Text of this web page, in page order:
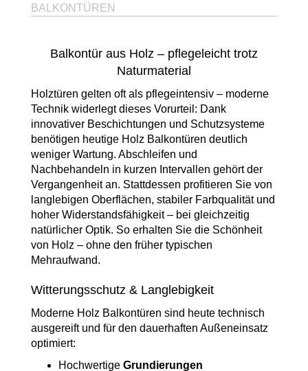
BALKONTÜREN
Balkontür aus Holz – pflegeleicht trotz
Naturmaterial
Holztüren gelten oft als pflegeintensiv – moderne
Technik widerlegt dieses Vorurteil: Dank
innovativer Beschichtungen und Schutzsysteme
benötigen heutige Holz Balkontüren deutlich
weniger Wartung. Abschleifen und
Nachbehandeln in kurzen Intervallen gehört der
Vergangenheit an. Stattdessen profitieren Sie von
langlebigen Oberflächen, stabiler Farbqualität und
hoher Widerstandsfähigkeit – bei gleichzeitig
natürlicher Optik. So erhalten Sie die Schönheit
von Holz – ohne den früher typischen
Mehraufwand.
Witterungsschutz & Langlebigkeit
Moderne Holz Balkontüren sind heute technisch
ausgereift und für den dauerhaften Außeneinsatz
optimiert:
Hochwertige Grundierungen